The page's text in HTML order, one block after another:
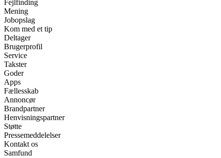
Fejlfinding
Mening
Jobopslag
Kom med et tip
Deltager
Brugerprofil
Service
Takster
Goder
Apps
Fællesskab
Annoncør
Brandpartner
Henvisningspartner
Støtte
Pressemeddelelser
Kontakt os
Samfund